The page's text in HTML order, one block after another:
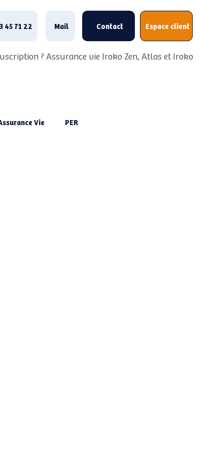
? Assurance vie Iroko Zen, Atlas et Iroko
45 71 22 Mail Contact Espace client
Vie PER